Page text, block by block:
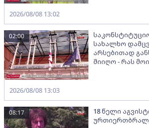
2026/08/08 13:02
სახალხო
არსებითად
მიიღო - რას
02:00
2026/08/08 13:03
18 წელი
08:17